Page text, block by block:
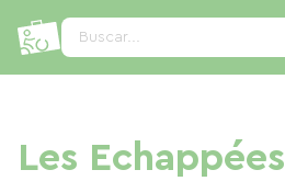
Buscar...
Les Echappées
Panel de gestión de cookies